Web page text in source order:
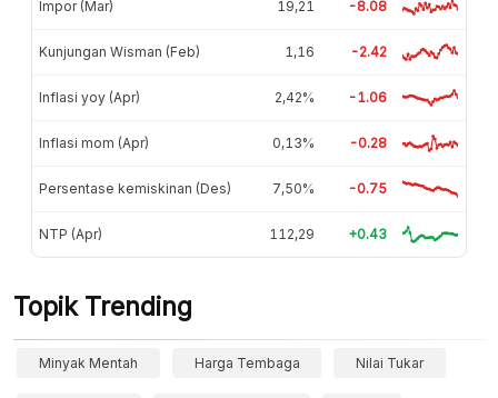
Impor (Mar) 19,21 -8.08
Kunjungan Wisman (Feb) 1,16 -2.42
Inflasi yoy (Apr) 2,42% -1.06
Inflasi mom (Apr) 0,13% -0.28
Persentase kemiskinan (Des) 7,50% -0.75
NTP (Apr) 112,29 +0.43
Topik Trending
Minyak Mentah Harga Tembaga Nilai Tukar